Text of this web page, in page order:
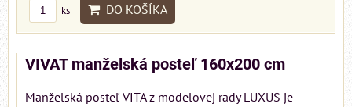
ks DO KOŠÍKA
VIVAT manželská posteľ 160x200 cm
Manželská posteľ VITA z modelovej rady LUXUS je